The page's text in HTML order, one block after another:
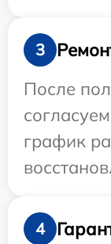
3
После
график
4